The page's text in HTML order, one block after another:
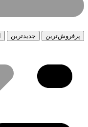
پرفروش‌ترین جدیدترین